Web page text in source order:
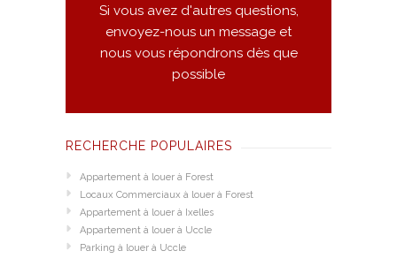
Si vous avez d'autres questions,
envoyez-nous un message et
nous vous répondrons dès que
possible
RECHERCHE POPULAIRES
Appartement à louer à Forest
Locaux Commerciaux à louer à Forest
Appartement à louer à Ixelles
Appartement à louer à Uccle
Parking à louer à Uccle